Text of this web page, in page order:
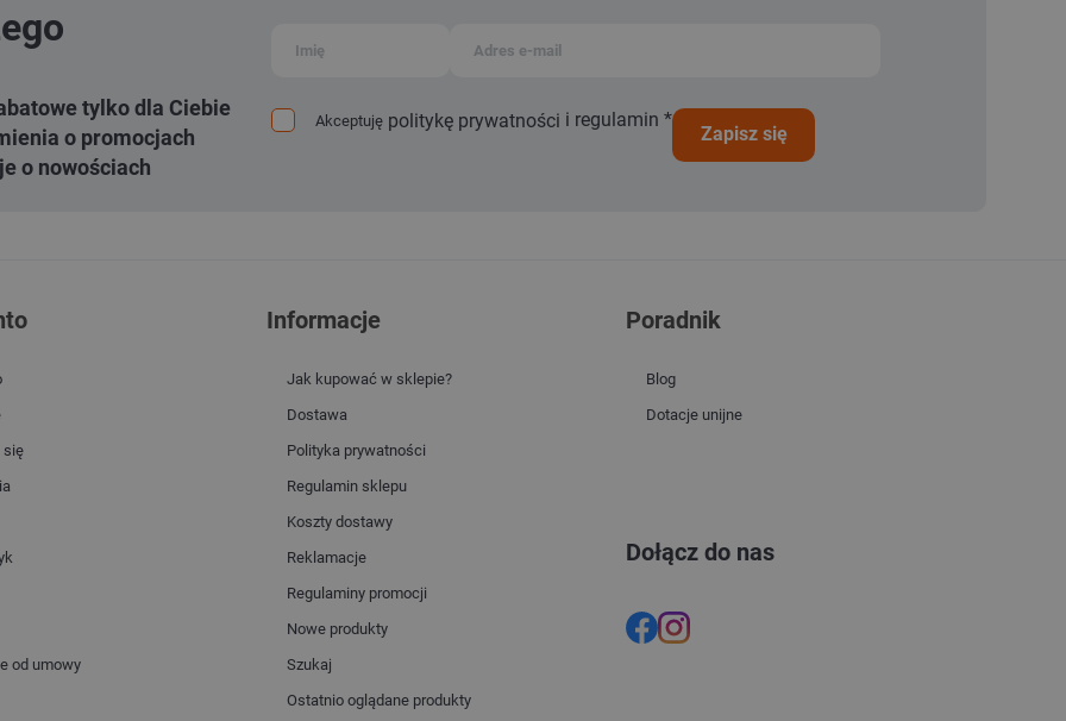
tylko dla Ciebie
o promocjach
o nowościach
Akceptuję politykę prywatności i regulamin *
zapisz się
się
od umowy
Informacje
Jak kupować w sklepie?
Dostawa
Polityka prywatności
Regulamin sklepu
Koszty dostawy
Reklamacje
Regulaminy promocji
Nowe produkty
Szukaj
Ostatnio oglądane produkty
Poradnik
Blog
Dotacje unijne
Dołącz do nas